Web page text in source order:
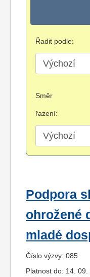
Řadit podle:
Směr
řazení:
Podpora
ohrožené
mladé
Číslo výzvy: 085
Platnost do: 14.